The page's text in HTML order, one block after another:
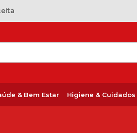
& Bem Estar Higiene & Cuidados